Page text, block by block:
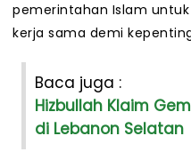
pemerintahan Islam
kerja sama demi
Baca juga :
Hizbullah Klaim
di Lebanon Selatan